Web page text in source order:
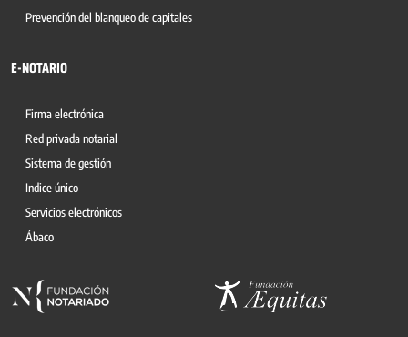
Prevención del blanqueo de capitales
E-NOTARIO
Firma electrónica
Red privada notarial
Sistema de gestión
Indice único
Servicios electrónicos
Ábaco